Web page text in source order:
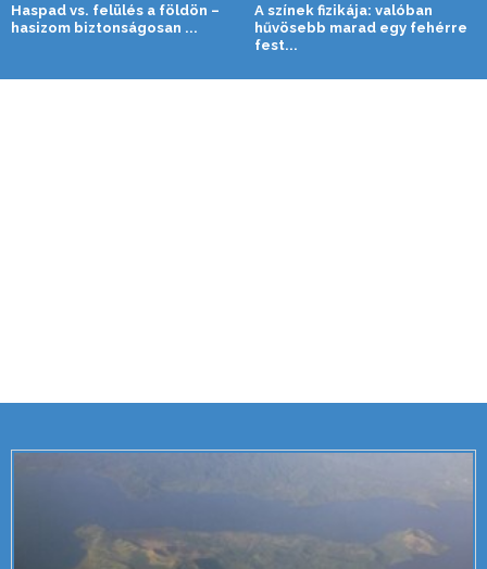
Haspad vs. felülés a földön –
hasizom biztonságosan ...
A színek fizikája: valóban
hűvösebb marad egy fehérre
fest...